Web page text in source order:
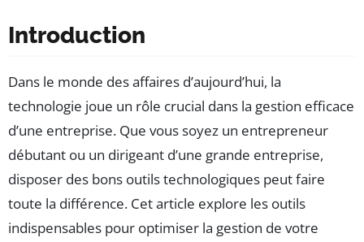
Introduction
Dans le monde des affaires d’aujourd’hui, la
technologie joue un rôle crucial dans la gestion efficace
d’une entreprise. Que vous soyez un entrepreneur
débutant ou un dirigeant d’une grande entreprise,
disposer des bons outils technologiques peut faire
toute la différence. Cet article explore les outils
indispensables pour optimiser la gestion de votre